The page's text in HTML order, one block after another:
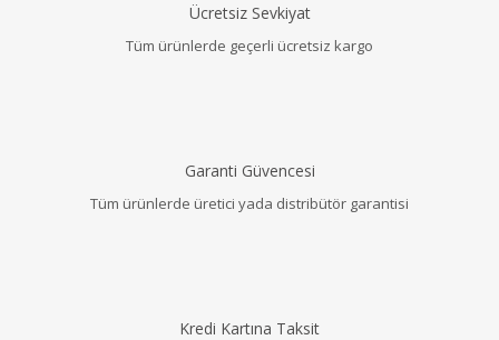
Ücretsiz Sevkiyat
Tüm ürünlerde geçerli ücretsiz kargo
Garanti Güvencesi
Tüm ürünlerde üretici yada distribütör garantisi
Kredi Kartına Taksit